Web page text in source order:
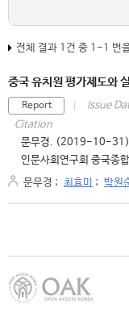
전체 결과 1건 중 1-1 번
중국 유치원 평가제도와
Report Issue
Citation
문무경. (2019-10-31).
인문사회연구회 중국
문무경 ; 최효미 ; 박원